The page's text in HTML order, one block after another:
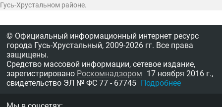
Гусь-Хрустальном районе.
© Официальный информационный интернет ресурс
города Гусь-Хрустальный, 2009-2026 гг. Все права
защищены.
Средство массовой информации, сетевое издание,
зарегистрировано Роскомнадзором 17 ноября 2016 г.,
свидетельство ЭЛ № ФС 77 - 67745 Подробнее